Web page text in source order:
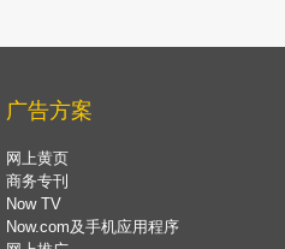
广告方案
网上黄页
商务专刊
Now TV
Now.com及手机应用程序